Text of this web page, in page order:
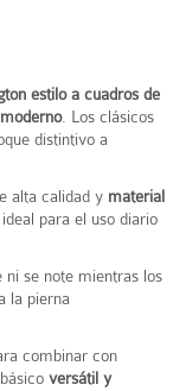
estilo a cuadros de
. Los clásicos
distintivo a
alta calidad y material
para el uso diario
ni se note mientras los
la pierna
combinar con
versátil y